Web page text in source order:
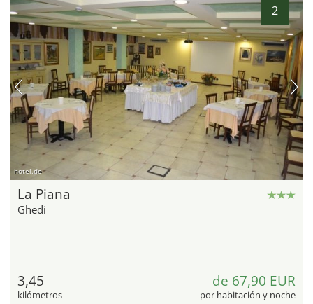
2
hotel.de
La Piana
Ghedi
3,45
kilómetros
de 67,90 EUR
por habitación y noche